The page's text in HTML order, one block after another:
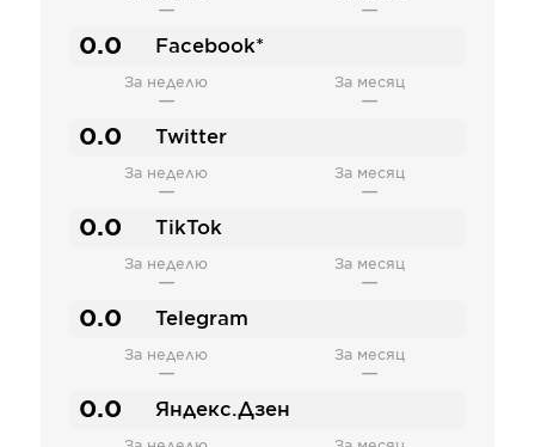
— —
0.0 Facebook*
За неделю
—
За месяц
—
0.0 Twitter
За неделю
—
За месяц
—
0.0 TikTok
За неделю
—
За месяц
—
0.0 Telegram
За неделю
—
За месяц
—
0.0 Яндекс.Дзен